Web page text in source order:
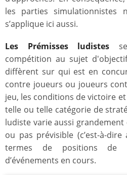
les parties simulationnistes
s’applique ici aussi.
Les Prémisses ludistes
compétition au sujet
diffèrent sur qui est en
contre joueurs ou joueurs
jeu, les conditions de victoire
telle ou telle catégorie de
ludiste varie aussi
ou pas prévisible (c’est-à-
termes de positions de
d’événements en cours.